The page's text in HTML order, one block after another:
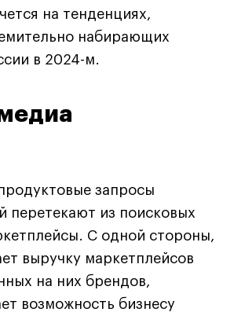
года
на тенденциях,
набирающих
в 2024-м.
запросы
перетекают из поисковых
С одной стороны,
выручку маркетплейсов
на них брендов,
возможность бизнесу